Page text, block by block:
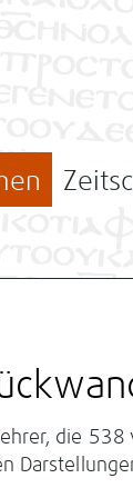
die 538